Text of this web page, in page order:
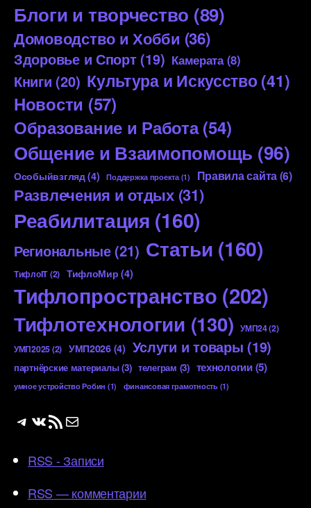
Блоги и творчество (89)
Домоводство и Хобби (36)
Здоровье и Спорт(19) Камерата(8)
Книги (20) Культура и Искусство(41)
Новости (57)
Образование и Работа(54)
Общение и Взаимопомощь (96)
Особыйвзгляд(4) Поддержка проекта(1) Правила сайта(6)
Развлечения и отдых(31)
Реабилитация (160)
Региональные(21) Статьи (160)
ТифлоIT(2) ТифлоМир (4)
Тифлопространство (202)
Тифлотехнологии (130) УМП24(2)
УМП2025(2) УМП2026(4) Услуги и товары (19)
партнёрские материалы(3) телеграм (3) технологии(5)
умное устройство Робин (1) финансовая грамотность(1)
Telegram
ВКонтакте
RSS-лентаПочта
RSS - Записи
RSS — комментарии